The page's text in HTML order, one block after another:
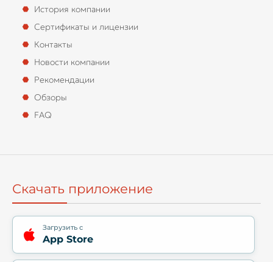
История компании
Сертификаты и лицензии
Контакты
Новости компании
Рекомендации
Обзоры
FAQ
Скачать приложение
Загрузить с
App Store